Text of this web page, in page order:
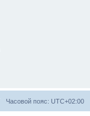
Часовой пояс: UTC+02:00